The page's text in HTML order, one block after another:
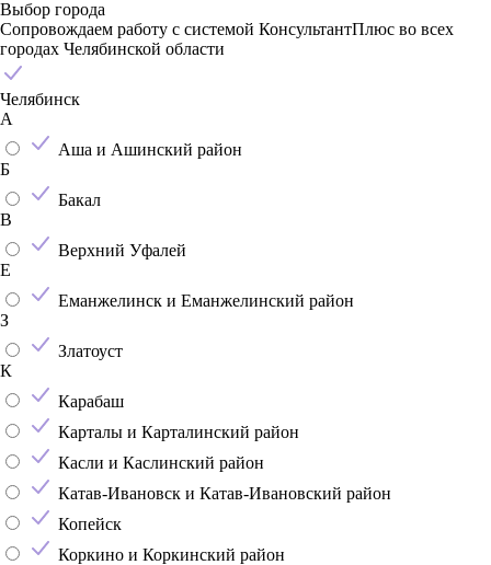
Выбор города
Сопровождаем работу с системой КонсультантПлюс во всех
городах Челябинской области
Челябинск
А
Аша и Ашинский район
Б
Бакал
В
Верхний Уфалей
Е
Еманжелинск и Еманжелинский район
З
Златоуст
К
Карабаш
Карталы и Карталинский район
Касли и Каслинский район
Катав-Ивановск и Катав-Ивановский район
Копейск
Коркино и Коркинский район